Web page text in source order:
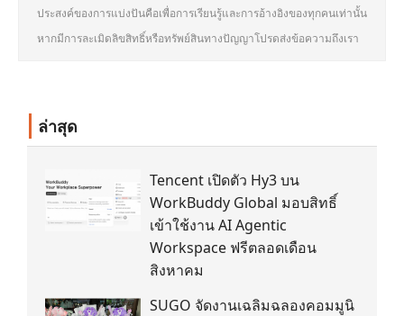
ประสงค์ของการแบ่งปันคือเพื่อการเรียนรู้และการอ้างอิงของทุกคนเท่านั้น
หากมีการละเมิดลิขสิทธิ์หรือทรัพย์สินทางปัญญาโปรดส่งข้อความถึงเรา
ล่าสุด
Tencent เปิดตัว Hy3 บน
WorkBuddy Global มอบสิทธิ์
เข้าใช้งาน AI Agentic
Workspace ฟรีตลอดเดือน
สิงหาคม
SUGO จัดงานเฉลิมฉลองคอมมูนิ